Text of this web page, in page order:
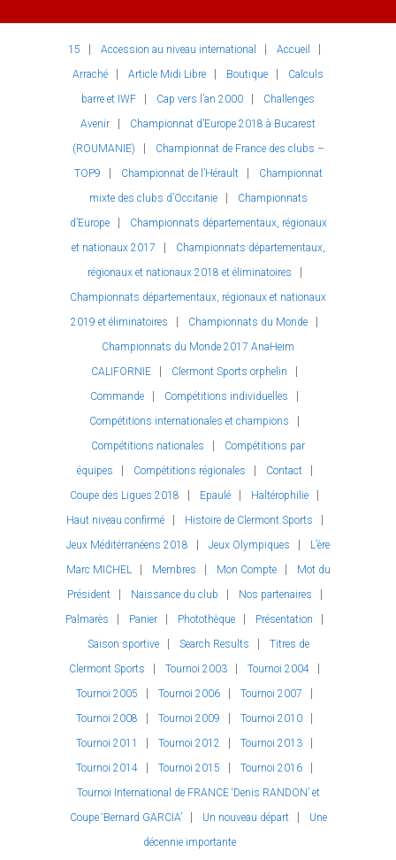
15 Accession au niveau international
Accueil
Arraché
Article Midi Libre Boutique
Calculs
barre et IWF
Cap vers l’an 2000
Challenges
Avenir
Championnat d’Europe 2018 à Bucarest
(ROUMANIE)
Championnat de France des clubs –
TOP9
Championnat de l’Hérault
Championnat
mixte des clubs d’Occitanie
Championnats
d’Europe
Championnats départementaux, régionaux
et nationaux 2017
Championnats départementaux,
régionaux et nationaux 2018 et éliminatoires
Championnats départementaux, régionaux et nationaux
2019 et éliminatoires
Championnats du Monde
Championnats du Monde 2017 AnaHeim
CALIFORNIE
Clermont Sports orphelin
Commande
Compétitions individuelles
Compétitions internationales et champions
Compétitions nationales
Compétitions par
équipes
Compétitions régionales
Contact
Coupe des Ligues 2018
Epaulé
Haltérophilie
Haut niveau confirmé
Histoire de Clermont Sports
Jeux Méditérranéens 2018
Jeux Olympiques
L’ère
Marc MICHEL
Membres Mon Compte
Mot du
Président
Naissance du club
Nos partenaires
Palmarès
Panier Photothèque
Présentation
Saison sportive
Search Results
Titres de
Clermont Sports
Tournoi 2003
Tournoi 2004
Tournoi 2005
Tournoi 2006
Tournoi 2007
Tournoi 2008
Tournoi 2009
Tournoi 2010
Tournoi 2011
Tournoi 2012
Tournoi 2013
Tournoi 2014
Tournoi 2015
Tournoi 2016
Tournoi International de FRANCE ‘Denis RANDON’ et
Coupe ‘Bernard GARCIA’
Un nouveau départ
Une
décennie importante